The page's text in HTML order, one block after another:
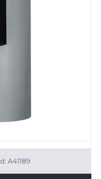
A41189